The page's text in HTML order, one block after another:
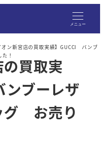
メニュー
オン新宮店の買取実績】GUCCI バンブ
！
の買取実
ブーレザ
お売り